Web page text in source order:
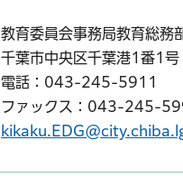
教育委員会事務局教育総務
千葉市中央区千葉港1番1
電話：043-245-5911
ファックス：043-245-